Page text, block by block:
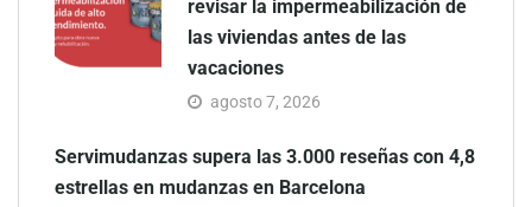
revisar la impermeabilización de
las viviendas antes de las
vacaciones
agosto 7, 2026
Servimudanzas supera las 3.000 reseñas con 4,8
estrellas en mudanzas en Barcelona